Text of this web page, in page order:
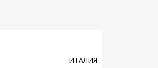
ИТАЛИЯ